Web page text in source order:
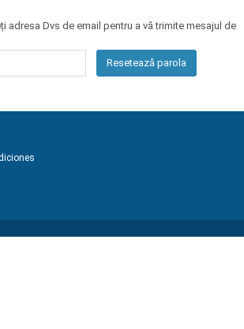
adresa Dvs de email pentru a vă trimite mesajul de
Resetează parola